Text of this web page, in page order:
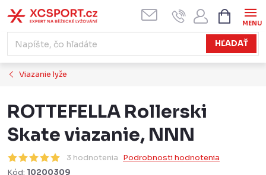
na
obsah
HĽADAŤ
KOŠÍK
Viazanie lyže
ROTTEFELLA Rollerski
Skate viazanie, NNN
3 hodnotenia Podrobnosti hodnotenia
Kód: 10200309